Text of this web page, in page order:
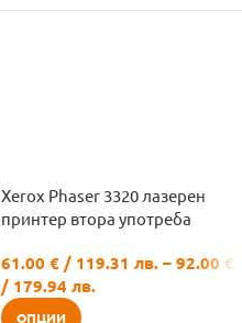
Xerox Phaser 3320 лазерен
принтер втора употреба
61.00 € / 119.31 лв. – 92.00 €
/ 179.94 лв.
ОПЦИИ